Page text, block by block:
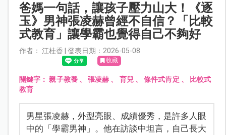
爸媽一句話，讓孩子壓力山大！《逐
玉》男神張凌赫曾經不自信？「比較
式教育」讓學霸也覺得自己不夠好
作者： 江桂香 | 發表日期：2026-05-08
收藏
關鍵字：親子教養、張凌赫 、 育兒、條件式肯定 、
比較式
教育
男星張凌赫，外型亮眼、成績優秀，是許多人眼
中的「學霸男神」。他在訪談中坦言，自己長大